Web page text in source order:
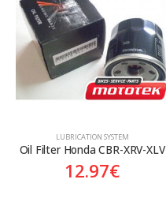
LUBRICATION SYSTEM
Oil Filter Honda CBR-XRV-XLV
12.97€